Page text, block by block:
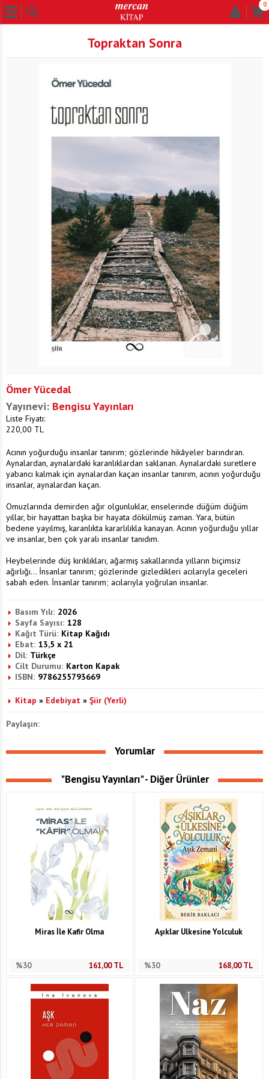
0
Topraktan Sonra
Ömer Yücedal
Yayınevi: Bengisu Yayınları
Liste Fiyatı:
220,00 TL
Acının yoğurduğu insanlar tanırım; gözlerinde hikâyeler barındıran.
Aynalardan, aynalardaki karanlıklardan saklanan. Aynalardaki suretlere
yabancı kalmak için aynalardan kaçan insanlar tanırım, acının yoğurduğu
insanlar, aynalardan kaçan.
Omuzlarında demirden ağır olgunluklar, enselerinde düğüm düğüm
yıllar, bir hayattan başka bir hayata dökülmüş zaman. Yara, bütün
bedene yayılmış, karanlıkta kararlılıkla kanayan. Acının yoğurduğu yıllar
ve insanlar, ben çok yaralı insanlar tanıdım.
Heybelerinde düş kırıklıkları, ağarmış sakallarında yılların biçimsiz
ağırlığı... İnsanlar tanırım; gözlerinde gizledikleri acılarıyla geceleri
sabah eden. İnsanlar tanırım; acılarıyla yoğrulan insanlar.
Basım Yılı: 2026
Sayfa Sayısı: 128
Kağıt Türü: Kitap Kağıdı
Ebat: 13,5 x 21
Dil: Türkçe
Cilt Durumu: Karton Kapak
ISBN: 9786255793669
Kitap » Edebiyat » Şiir (Yerli)
Paylaşın:
Yorumlar
"Bengisu Yayınları" - Diğer Ürünler
Miras İle Kafir Olma
%30 161,00TL
Aşıklar Ülkesine Yolculuk
%30 168,00TL